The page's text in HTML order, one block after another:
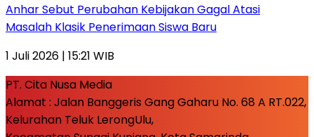
Anhar Sebut Perubahan Kebijakan Gagal Atasi
Masalah Klasik Penerimaan Siswa Baru
1 Juli 2026 | 15:21 WIB
PT. Cita Nusa Media
Alamat : Jalan Banggeris Gang Gaharu No. 68 A RT.022,
Kelurahan Teluk LerongUlu,